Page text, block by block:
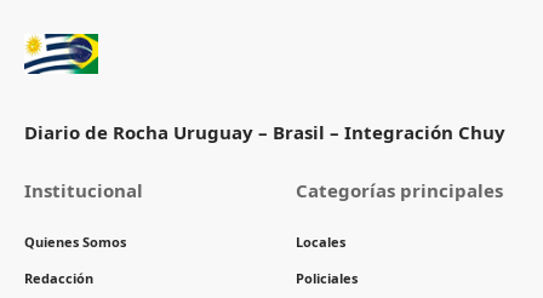
Diario de Rocha Uruguay – Brasil – Integración Chuy
Institucional
Quienes Somos
Redacción
Categorías principales
Locales
Policiales